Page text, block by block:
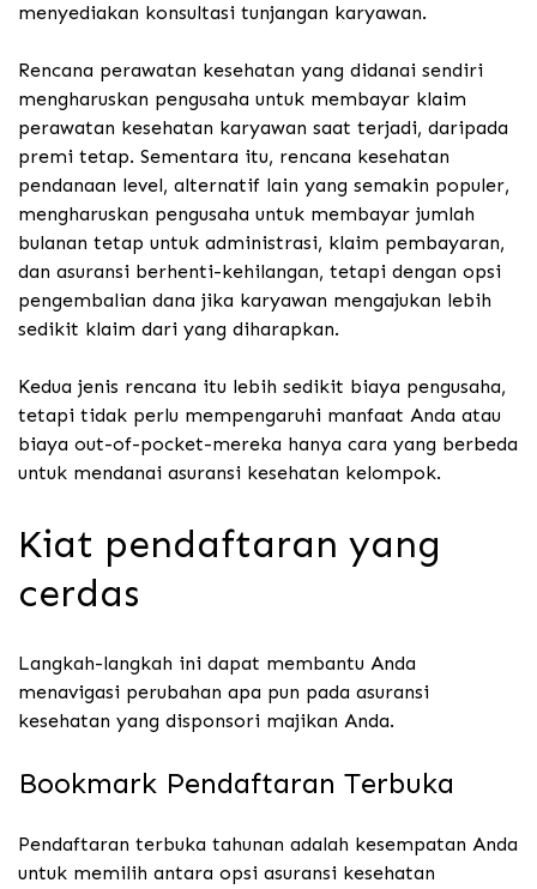
menyediakan konsultasi tunjangan karyawan.
Rencana perawatan kesehatan yang didanai sendiri
mengharuskan pengusaha untuk membayar klaim
perawatan kesehatan karyawan saat terjadi, daripada
premi tetap. Sementara itu, rencana kesehatan
pendanaan level, alternatif lain yang semakin populer,
mengharuskan pengusaha untuk membayar jumlah
bulanan tetap untuk administrasi, klaim pembayaran,
dan asuransi berhenti-kehilangan, tetapi dengan opsi
pengembalian dana jika karyawan mengajukan lebih
sedikit klaim dari yang diharapkan.
Kedua jenis rencana itu lebih sedikit biaya pengusaha,
tetapi tidak perlu mempengaruhi manfaat Anda atau
biaya out-of-pocket-mereka hanya cara yang berbeda
untuk mendanai asuransi kesehatan kelompok.
Kiat pendaftaran yang
cerdas
Langkah-langkah ini dapat membantu Anda
menavigasi perubahan apa pun pada asuransi
kesehatan yang disponsori majikan Anda.
Bookmark Pendaftaran Terbuka
Pendaftaran terbuka tahunan adalah kesempatan Anda
untuk memilih antara opsi asuransi kesehatan